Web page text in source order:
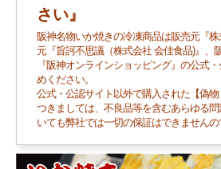
さい』
阪神名物いか焼きの冷凍商品は販売元『
元『旨訶不思議（株式会社 会佳食品)』、
『阪神オンラインショッピング』の公式
めください。
公式・公認サイト以外で購入された【偽
つきましては、不良品等を含むあらゆる
いても弊社では一切の保証はできませんの